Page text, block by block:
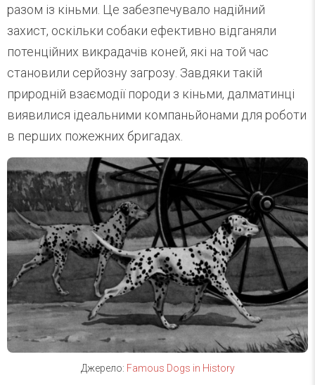
разом із кіньми. Це забезпечувало надійний
захист, оскільки собаки ефективно відганяли
потенційних викрадачів коней, які на той час
становили серйозну загрозу. Завдяки такій
природній взаємодії породи з кіньми, далматинці
виявилися ідеальними компаньйонами для роботи
в перших пожежних бригадах.
Джерело: Famous Dogs in History